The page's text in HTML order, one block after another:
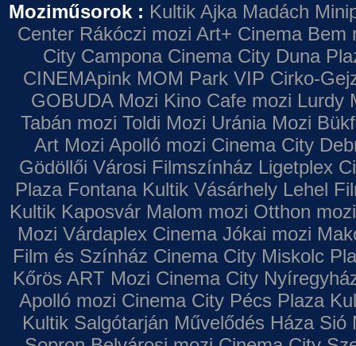
Moziműsorok : Kultik Ajka Madách
Center Rákóczi mozi Art+ Cinema Bem
City Campona Cinema City Duna
CINEMApink MOM Park VIP Cirko-
GOBUDA Mozi Kino Cafe mozi Lurdy
Tabán mozi Toldi Mozi Uránia Mozi
Art Mozi Apolló mozi Cinema City
Gödöllői Városi Filmszínház Ligetplex
Plaza Fontana Kultik Vásárhely Lehel
Kultik Kaposvár Malom mozi Otthon mozi
Mozi Várdaplex Cinema Jókai mozi
Film és Színház Cinema City Miskolc
Kőrös ART Mozi Cinema City
Apolló mozi Cinema City Pécs Plaza
Kultik Salgótarján Művelődés Háza Sió